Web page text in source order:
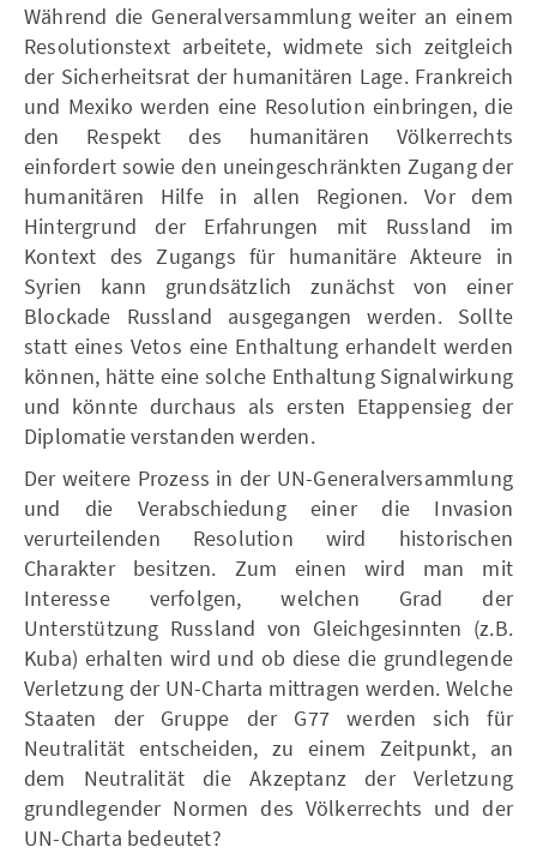
Während die Generalversammlung weiter an einem
Resolutionstext arbeitete, widmete sich zeitgleich
der Sicherheitsrat der humanitären Lage. Frankreich
und Mexiko werden eine Resolution einbringen, die
den Respekt des humanitären Völkerrechts
einfordert sowie den uneingeschränkten Zugang der
humanitären Hilfe in allen Regionen. Vor dem
Hintergrund der Erfahrungen mit Russland im
Kontext des Zugangs für humanitäre Akteure in
Syrien kann grundsätzlich zunächst von einer
Blockade Russland ausgegangen werden. Sollte
statt eines Vetos eine Enthaltung erhandelt werden
können, hätte eine solche Enthaltung Signalwirkung
und könnte durchaus als ersten Etappensieg der
Diplomatie verstanden werden.
Der weitere Prozess in der UN-Generalversammlung
und die Verabschiedung einer die Invasion
verurteilenden Resolution wird historischen
Charakter besitzen. Zum einen wird man mit
Interesse verfolgen, welchen Grad der
Unterstützung Russland von Gleichgesinnten (z.B.
Kuba) erhalten wird und ob diese die grundlegende
Verletzung der UN-Charta mittragen werden. Welche
Staaten der Gruppe der G77 werden sich für
Neutralität entscheiden, zu einem Zeitpunkt, an
dem Neutralität die Akzeptanz der Verletzung
grundlegender Normen des Völkerrechts und der
UN-Charta bedeutet?